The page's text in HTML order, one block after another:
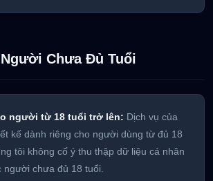
Chưa Đủ Tuổi
người từ 18 tuổi trở lên: Dịch vụ của
kế dành riêng cho người dùng từ đủ 18
tôi không cố ý thu thập dữ liệu cá nhân
người chưa đủ 18 tuổi.